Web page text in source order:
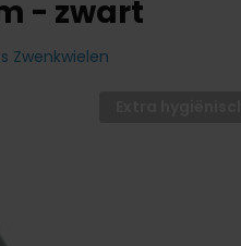
- zwart
Zwenkwielen